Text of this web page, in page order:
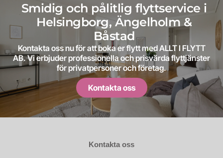
Smidig och pålitlig flyttservice i
Helsingborg, Ängelholm &
Båstad
Kontakta oss nu för att boka er flytt med ALLT I FLYTT
AB. Vi erbjuder professionella och prisvärda flyttjänster
för privatpersoner och företag.
Kontakta oss
Kontakta oss